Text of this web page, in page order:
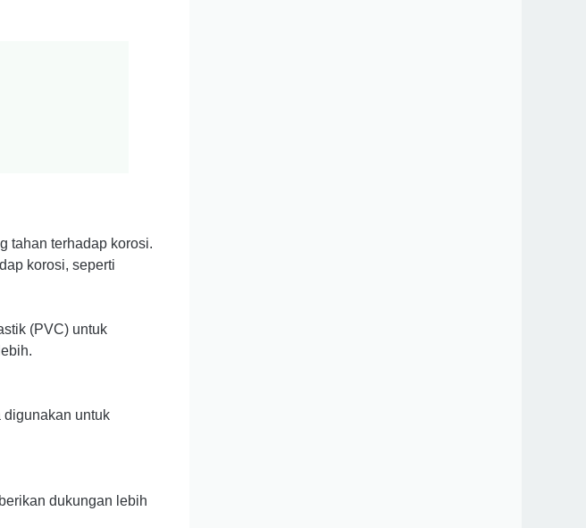
tahan terhadap korosi.
korosi, seperti
(PVC) untuk
digunakan untuk
dukungan lebih